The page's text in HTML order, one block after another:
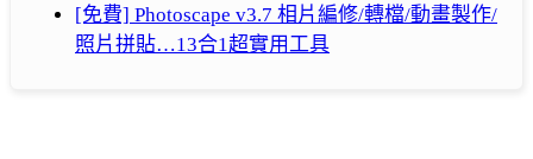
[免費] Photoscape v3.7 相片編修/轉檔/動畫製作/
照片拼貼…13合1超實用工具